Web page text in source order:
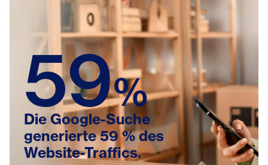
59%
Die Google-Suche
generierte 59 % des
Website-Traffics.